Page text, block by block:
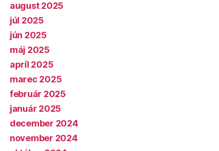
august 2025
júl 2025
jún 2025
máj 2025
apríl 2025
marec 2025
február 2025
január 2025
december 2024
november 2024